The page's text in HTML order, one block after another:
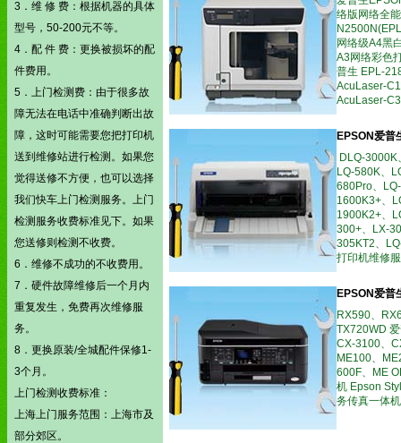
3．维 修 费：根据机器的具体
型号，50-200元不等。
4．配 件 费：更换被损坏的配
件费用。
5．上门检测费：由于很多故
障无法在电话中准确判断出故
障，这时可能需要您把打印机
送到维修站进行检测。如果您
觉得送修不方便，也可以选择
我们快车上门检测服务。上门
检测服务收费标准见下。如果
您送修则检测不收费。
6．维修不成功的不收费用。
7．硬件故障维修后一个月内
重复发生，免费再次维修服
务。
8．更换原装/全城配件保修1-
3个月。
上门检测收费标准：
上海上门服务范围：上海市及
部分郊区。
络版网络全
网络级A4黑
A3网络彩色
普生 EPL-
AcuLaser-
AcuLaser-
EPSON爱普
DLQ-
LQ-580K、
680Pro、
1600K3+、
1900K2+、
300+、LX-
305KT2、
打印机维修
EPSON爱普
RX590、
TX720WD
CX-3100、
ME100、
600F、ME
机 Epson
务传真一体